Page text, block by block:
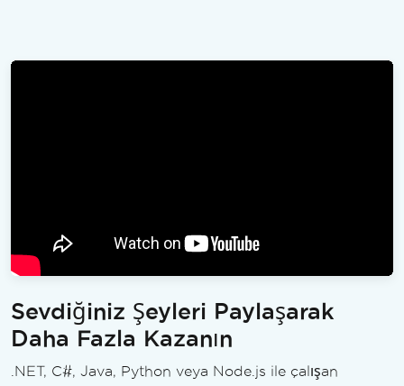
Sevdiğiniz Şeyleri Paylaşarak
Daha Fazla Kazanın
.NET, C#, Java, Python veya Node.js ile çalışan